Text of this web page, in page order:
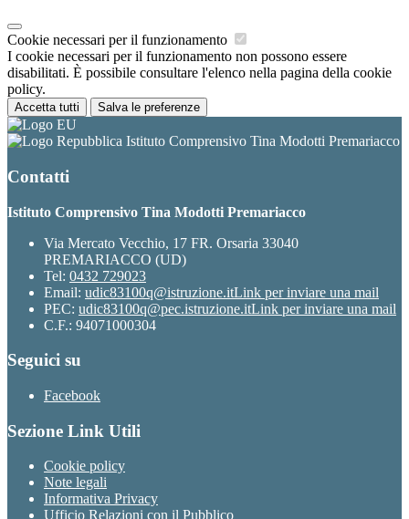
Cookie necessari per il funzionamento
I cookie necessari per il funzionamento non possono essere
disabilitati. È possibile consultare l'elenco nella pagina della cookie
policy.
Accetta tutti Salva le preferenze
Istituto Comprensivo Tina Modotti Premariacco
Contatti
Istituto Comprensivo Tina Modotti Premariacco
Via Mercato Vecchio, 17 FR. Orsaria 33040
PREMARIACCO (UD)
Tel: 0432 729023
Email: udic83100q@istruzione.itLink per inviare una mail
PEC: udic83100q@pec.istruzione.itLink per inviare una mail
C.F.: 94071000304
Seguici su
Facebook
Sezione Link Utili
Cookie policy
Note legali
Informativa Privacy
Ufficio Relazioni con il Pubblico